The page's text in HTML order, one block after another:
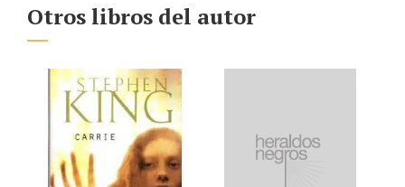
Otros libros del autor